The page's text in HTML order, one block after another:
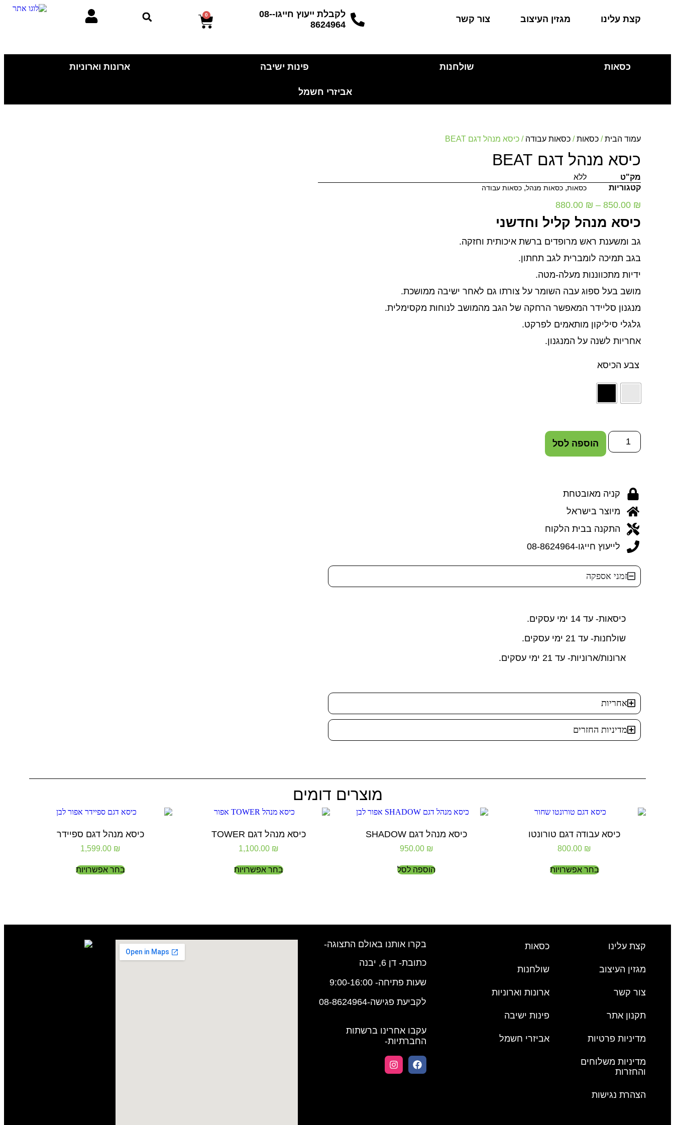
קצת עלינו מגזין העיצוב צור קשר
לקבלת ייעוץ חייגו-08-
8624964
0
כסאות שולחנות פינות ישיבה ארונות וארוניות
אביזרי חשמל
עמוד הבית/ כסאות/ כסאות עבודה / כיסא מנהל דגם BEAT
כיסא מנהל דגם BEAT
מק"ט
ללא
קטגוריות
כסאות, כסאות מנהל, כסאות עבודה
850.00 ₪
–
880.00 ₪
כיסא מנהל קליל וחדשני
גב ומשענת ראש מרופדים ברשת איכותית וחזקה.
בגב תמיכה לומברית לגב תחתון.
ידיות מתכווננות מעלה-מטה.
מושב בעל ספוג עבה השומר על צורתו גם לאחר ישיבה ממושכת.
מנגנון סליידר המאפשר הרחקה של הגב מהמושב לנוחות מקסימלית.
גלגלי סיליקון מותאמים לפרקט.
אחריות לשנה על המנגנון.
צבע הכיסא
הוספה לסל
קניה מאובטחת
מיוצר בישראל
התקנה בבית הלקוח
לייעוץ חייגו-08-8624964
זמני אספקה
כיסאות- עד 14 ימי עסקים.
שולחנות- עד 21 ימי עסקים.
ארונות/ארוניות- עד 21 ימי עסקים.
אחריות
מדיניות החזרים
מוצרים דומים
כיסא עבודה דגם טורונטו
800.00 ₪
בחר אפשרויות
כיסא מנהל דגם SHADOW
950.00 ₪
הוספה לסל
כיסא מנהל דגם TOWER
1,100.00 ₪
בחר אפשרויות
כיסא מנהל דגם ספיידר
1,599.00 ₪
בחר אפשרויות
קצת עלינו
מגזין העיצוב
צור קשר
תקנון אתר
מדיניות פרטיות
מדיניות משלוחים
והחזרות
הצהרת נגישות
כסאות
שולחנות
ארונות וארוניות
פינות ישיבה
אביזרי חשמל
בקרו אותנו באולם התצוגה-
כתובת- דן 6, יבנה
שעות פתיחה- 9:00-16:00
לקביעת פגישה-08-8624964
עקבו אחרינו ברשתות
החברתיות-